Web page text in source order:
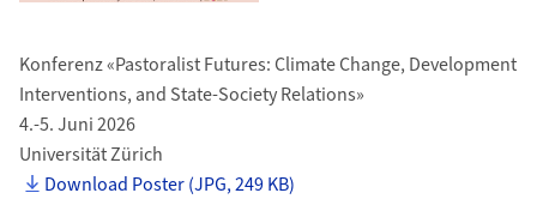
Konferenz «Pastoralist Futures: Climate Change, Development
Interventions, and State-Society Relations»
4.-5. Juni 2026
Universität Zürich
Download Poster (JPG, 249 KB)